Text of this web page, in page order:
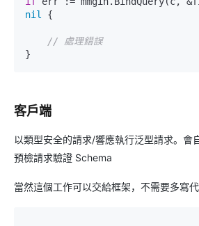
nil
{
// 處理錯誤
客戶端
以類型安全的請求/響應執行泛型請求。會
預檢請求驗證 Schema
當然這個工作可以交給框架，不需要多寫